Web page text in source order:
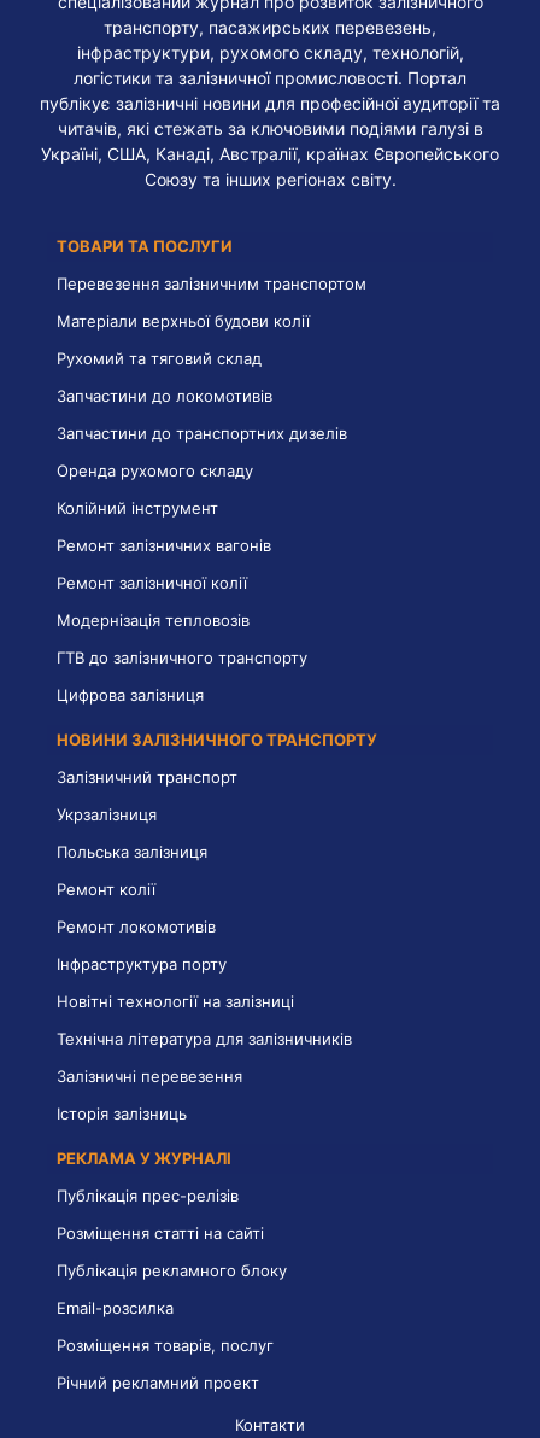
транспорту, пасажирських перевезень,
інфраструктури, рухомого складу, технологій,
логістики та залізничної промисловості. Портал
публікує залізничні новини для професійної аудиторії та
читачів, які стежать за ключовими подіями галузі в
Україні, США, Канаді, Австралії, країнах Європейського
Союзу та інших регіонах світу.
ТОВАРИ ТА ПОСЛУГИ
Перевезення залізничним транспортом
Матеріали верхньої будови колії
Рухомий та тяговий склад
Запчастини до локомотивів
Запчастини до транспортних дизелів
Оренда рухомого складу
Колійний інструмент
Ремонт залізничних вагонів
Ремонт залізничної колії
Модернізація тепловозів
ГТВ до залізничного транспорту
Цифрова залізниця
НОВИНИ ЗАЛІЗНИЧНОГО ТРАНСПОРТУ
Залізничний транспорт
Укрзалізниця
Польська залізниця
Ремонт колії
Ремонт локомотивів
Інфраструктура порту
Новітні технології на залізниці
Технічна література для залізничників
Залізничні перевезення
Історія залізниць
РЕКЛАМА У ЖУРНАЛІ
Публікація прес-релізів
Розміщення статті на сайті
Публікація рекламного блоку
Email-розсилка
Розміщення товарів, послуг
Річний рекламний проект
Контакти